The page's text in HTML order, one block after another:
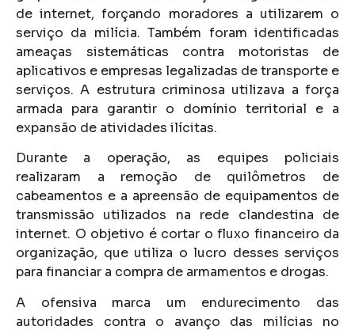
de internet, forçando moradores a utilizarem o
serviço da milícia. Também foram identificadas
ameaças sistemáticas contra motoristas de
aplicativos e empresas legalizadas de transporte e
serviços. A estrutura criminosa utilizava a força
armada para garantir o domínio territorial e a
expansão de atividades ilícitas.
Durante a operação, as equipes policiais
realizaram a remoção de quilômetros de
cabeamentos e a apreensão de equipamentos de
transmissão utilizados na rede clandestina de
internet. O objetivo é cortar o fluxo financeiro da
organização, que utiliza o lucro desses serviços
para financiar a compra de armamentos e drogas.
A ofensiva marca um endurecimento das
autoridades contra o avanço das milícias no